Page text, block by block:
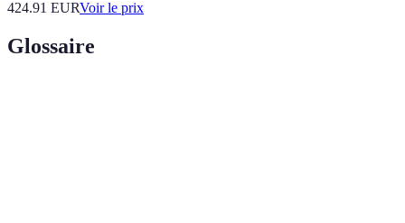
424.91 EURVoir le prix
Glossaire